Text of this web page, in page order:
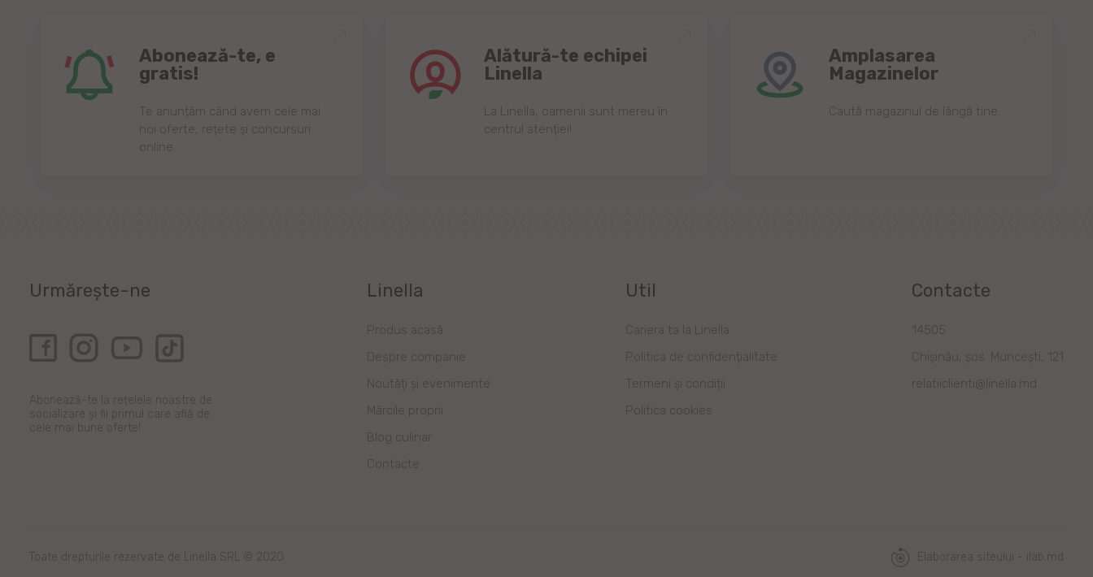
Abonează-te, e
gratis!
Te anunțăm când avem cele mai
noi oferte, rețete și concursuri
online.
Alătură-te echipei
Linella
Lа Linellа, oаmenii sunt mereu în
centrul аtenției!
Amplasarea
Magazinelor
Caută magazinul de lângă tine.
Urmărește-ne
Abonează-te la rețelele noastre de
socializare și fii primul care află de
cele mai bune oferte!
Linella
Produs acasă
Despre companie
Noutăți și evenimente
Mărcile proprii
Blog culinar
Contacte
Util
Cariera ta la Linella
Politica de confidențialitate
Termeni și condiții
Politica cookies
Contacte
14505
Chișinău, șos. Muncești, 121
relatiiclienti@linella.md
Toate drepturile rezervate de Linella SRL © 2020 Elaborarea siteului - ilab.md